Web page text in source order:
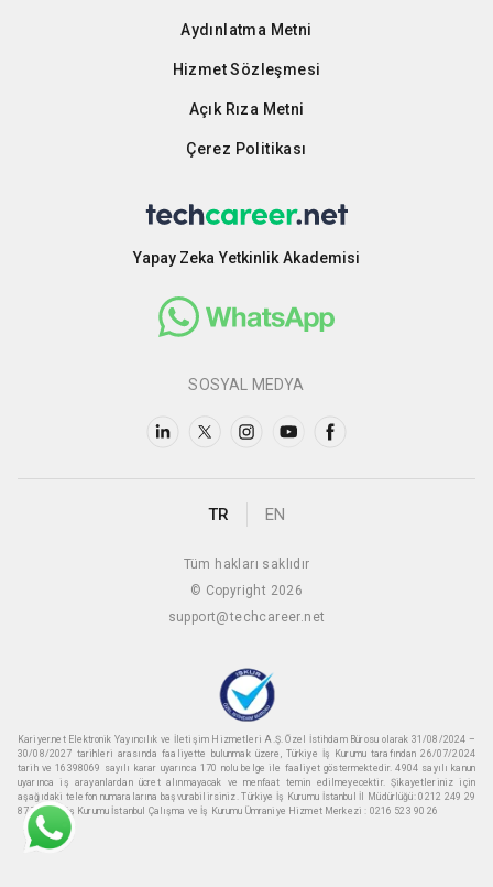
Aydınlatma Metni
Hizmet Sözleşmesi
Açık Rıza Metni
Çerez Politikası
Yapay Zeka Yetkinlik Akademisi
SOSYAL MEDYA
TR EN
Tüm hakları saklıdır
© Copyright 2026
support@techcareer.net
Kariyer.net Elektronik Yayıncılık ve İletişim Hizmetleri A.Ş. Özel İstihdam Bürosu olarak 31/08/2024 –
30/08/2027 tarihleri arasında faaliyette bulunmak üzere, Türkiye İş Kurumu tarafından 26/07/2024
tarih ve 16398069 sayılı karar uyarınca 170 nolu belge ile faaliyet göstermektedir. 4904 sayılı kanun
uyarınca iş arayanlardan ücret alınmayacak ve menfaat temin edilmeyecektir. Şikayetleriniz için
aşağıdaki telefon numaralarına başvurabilirsiniz. Türkiye İş Kurumu İstanbul İl Müdürlüğü: 0212 249 29
87 Türkiye iş Kurumu İstanbul Çalışma ve İş Kurumu Ümraniye Hizmet Merkezi : 0216 523 90 26